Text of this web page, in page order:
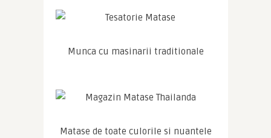
Munca cu masinarii traditionale
Matase de toate culorile si nuantele